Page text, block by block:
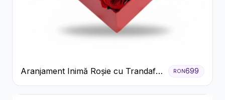
Aranjament Inimă Roșie cu Trandafiri
și Ferrero Rocher Premium
RON699